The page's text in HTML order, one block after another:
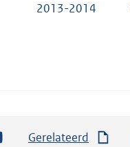
2013-2014
Gerelateerd